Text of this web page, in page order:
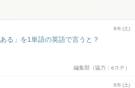
8/8 (土)
ある」を1単語の英語で言うと？
編集部（協力：eステ）
8/8 (土)